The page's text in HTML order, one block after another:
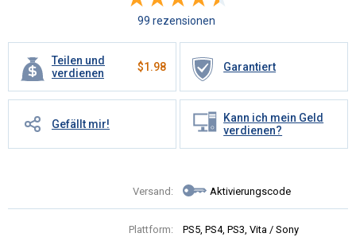
99 rezensionen
Teilen und
verdienen
$1.98 Garantiert
Gefällt mir!
Kann ich mein Geld
verdienen?
Versand: Aktivierungscode
Plattform:
PS5, PS4, PS3, Vita / Sony